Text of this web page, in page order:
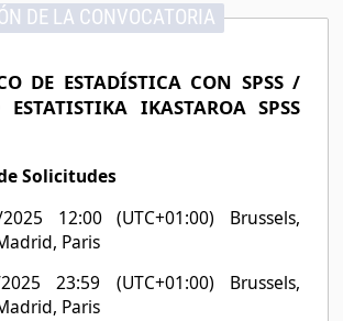
DE LA CONVOCATORIA
DE ESTADÍSTICA CON SPSS /
IKASTAROA SPSS
Solicitudes
12:00 (UTC+01:00) Brussels,
Paris
23:59 (UTC+01:00) Brussels,
Paris